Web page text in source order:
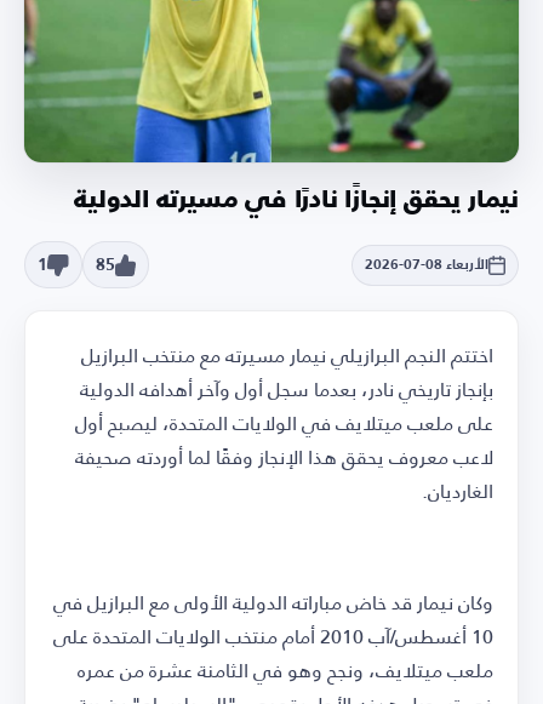
نيمار يحقق إنجازًا نادرًا في مسيرته الدولية
الأربعاء 08-07-2026 85
1
اختتم النجم البرازيلي نيمار مسيرته مع منتخب البرازيل
بإنجاز تاريخي نادر، بعدما سجل أول وآخر أهدافه الدولية
على ملعب ميتلايف في الولايات المتحدة، ليصبح أول
لاعب معروف يحقق هذا الإنجاز وفقًا لما أوردته صحيفة
الغارديان.
وكان نيمار قد خاض مباراته الدولية الأولى مع البرازيل في
10 أغسطس/آب 2010 أمام منتخب الولايات المتحدة على
ملعب ميتلايف، ونجح وهو في الثامنة عشرة من عمره